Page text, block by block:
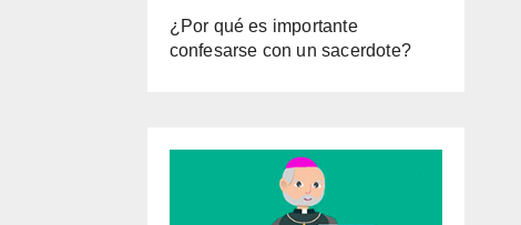
¿Por qué es importante
confesarse con un sacerdote?